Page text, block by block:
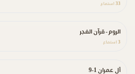
33 استماع
الروم - قرآن الفجر
3 استماع
آل عمران 1-9